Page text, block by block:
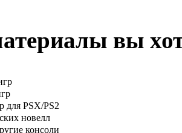
вы
для PSX/PS2
новелл
консоли